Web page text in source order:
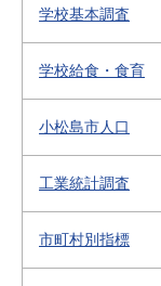
学校基本調査
学校給食・食育
小松島市人口
工業統計調査
市町村別指標